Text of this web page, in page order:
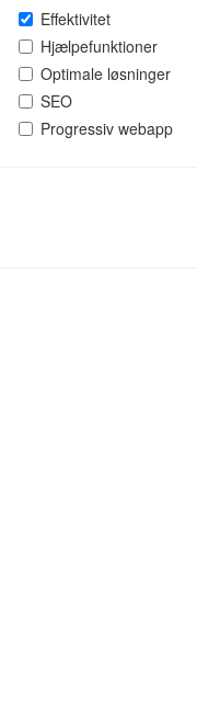
Effektivitet
Hjælpefunktioner
Optimale løsninger
SEO
Progressiv webapp